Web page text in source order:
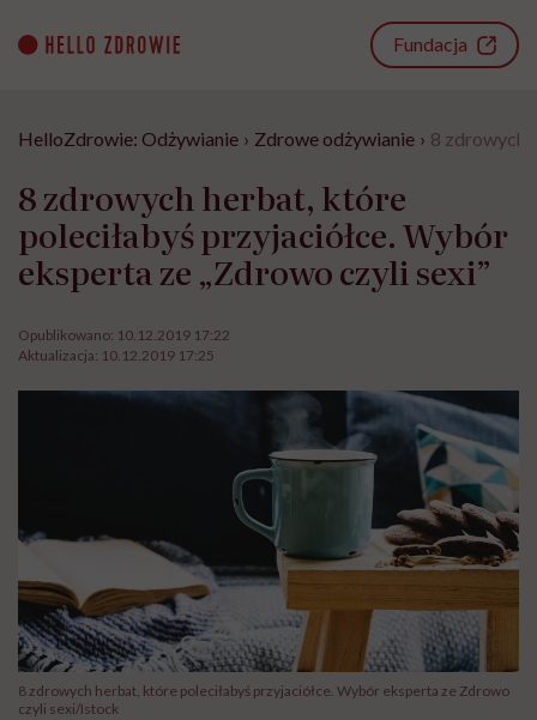
content
Fundacja
HelloZdrowie: Odżywianie › Zdrowe odżywianie › 8 zdrowych
8 zdrowych herbat, które
poleciłabyś przyjaciółce. Wybór
eksperta ze „Zdrowo czyli sexi”
Opublikowano: 10.12.2019 17:22
Aktualizacja: 10.12.2019 17:25
8 zdrowych herbat, które poleciłabyś przyjaciółce. Wybór eksperta ze Zdrowo
czyli sexi/Istock